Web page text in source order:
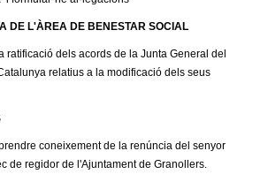
DE L'ÀREA DE BENESTAR SOCIAL
ratificació dels acords de la Junta General del
relatius a la modificació dels seus
coneixement de la renúncia del senyor
de regidor de l'Ajuntament de Granollers.